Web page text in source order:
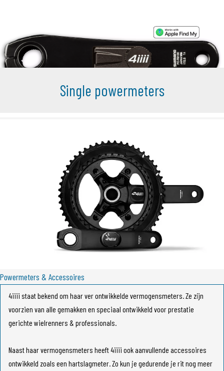
Single powermeters
Dual powermeters
Factory install
Powermeters & Accessoires
4iiii staat bekend om haar ver ontwikkelde vermogensmeters. Ze zijn
voorzien van alle gemakken en speciaal ontwikkeld voor prestatie
gerichte wielrenners & professionals.
Naast haar vermogensmeters heeft 4iiii ook aanvullende accessoires
ontwikkeld zoals een hartslagmeter. Zo kun je gedurende je rit nog meer